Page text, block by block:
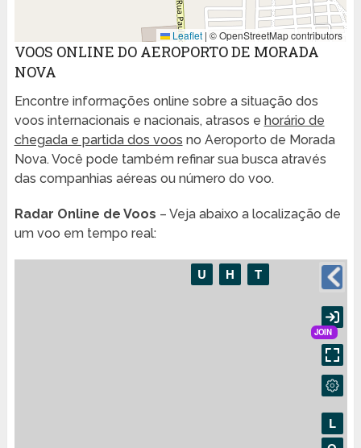
Leaflet | © OpenStreetMap contributors
VOOS ONLINE DO AEROPORTO DE MORADA
NOVA
Encontre informações online sobre a situação dos
voos internacionais e nacionais, atrasos e horário de
chegada e partida dos voos no Aeroporto de Morada
Nova. Você pode também refinar sua busca através
das companhias aéreas ou número do voo.
Radar Online de Voos – Veja abaixo a localização de
um voo em tempo real: